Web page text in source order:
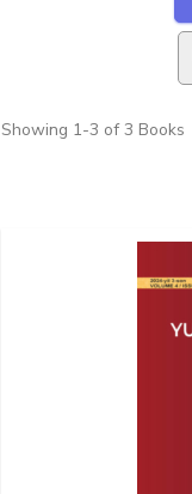
Showing 1-3 of 3 Books